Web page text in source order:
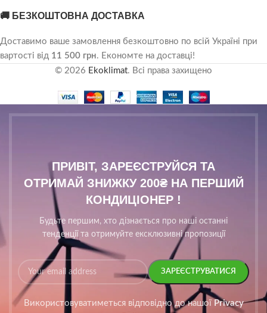
🚚 БЕЗКОШТОВНА ДОСТАВКА
Доставимо ваше замовлення безкоштовно по всій Україні при
вартості від 11 500 грн. Економте на доставці!
© 2026 Ekoklimat. Всі права захищено
ПРИВІТ, ЗАРЕЄСТРУЙСЯ ТА
ОТРИМАЙ ЗНИЖКУ 200₴ НА ПЕРШИЙ
КОНДИЦІОНЕР !
Будьте першим, хто дізнається про наші останні
тенденції та отримуйте ексклюзивні пропозиції
Використовуватиметься відповідно до нашої Privacy